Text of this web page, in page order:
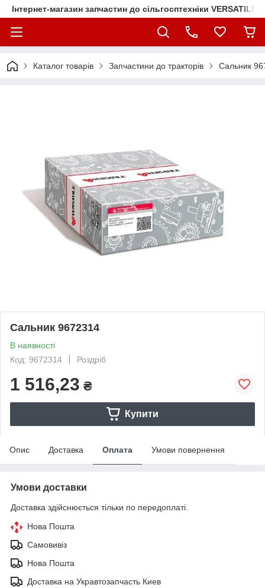
Інтернет-магазин запчастин до сільгосптехніки VERSATILE
Каталог товарів Запчастини до тракторів Сальник
Сальник 9672314
В наявності
Код: 9672314
Роздріб
1 516,23 ₴
Купити
Опис Доставка Оплата Умови повернення
Умови доставки
Доставка здійснюється тільки по передоплаті.
Нова Пошта
Самовивіз
Нова Пошта
Доставка на Укравтозапчасть Киев